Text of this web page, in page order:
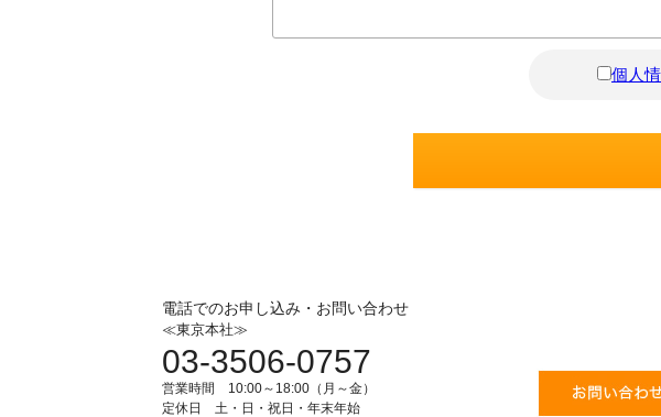
個人
電話でのお申し込み・お問い合わせ
≪東京本社≫
03-3506-0757
営業時間 10:00～18:00（月～金）
定休日 土・日・祝日・年末年始